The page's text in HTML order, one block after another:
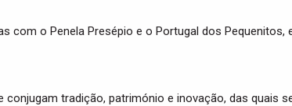
com o Penela Presépio e o Portugal dos Pequenitos,
tradição, património e inovação, das quais